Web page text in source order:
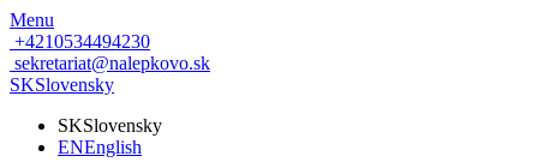
Menu
+4210534494230
sekretariat@nalepkovo.sk
SKSlovensky
SKSlovensky
ENEnglish